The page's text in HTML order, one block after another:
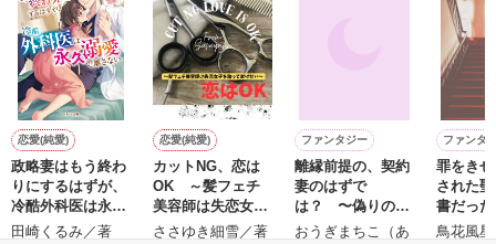
作品を読む
鷹哉『宜しくな、俺の雛子』🦅
雛子『俺の……ひぃ、雛子？！！！』🐥
シゴデキで冷徹な上司が見せる素顔は、なぜか想像以上に甘く
て……🐥💓🦅
※表紙も作中使用の画像も全てフリー素材です。
※執筆期間2026.6.3〜7.20完結です。
※他サイトさんにて恋愛トレンド1位でした〜良かったら読ん
で頂けると嬉しいです。
恋愛(純愛)
政略妻はもう終わ
りにするはずが、
冷酷外科医は永久
溺愛で離さない
田崎くるみ／著
恋愛(純愛)
カットNG、恋は
OK ～髪フェチ
美容師は失恋女子
を放っておけない
ささゆき細雪／著
ファンタジー
離縁前提の、契約
妻のはずで
は？ 〜偽りの令
嬢は孤独な皇帝の
おうぎまちこ（あ
ファンタ
罪をき
された
書だっ
のモブ
鳥花風